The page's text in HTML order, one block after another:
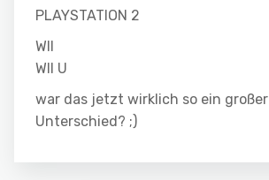
PLAYSTATION 2
WII
WII U
war das jetzt wirklich so ein großer
Unterschied? ;)